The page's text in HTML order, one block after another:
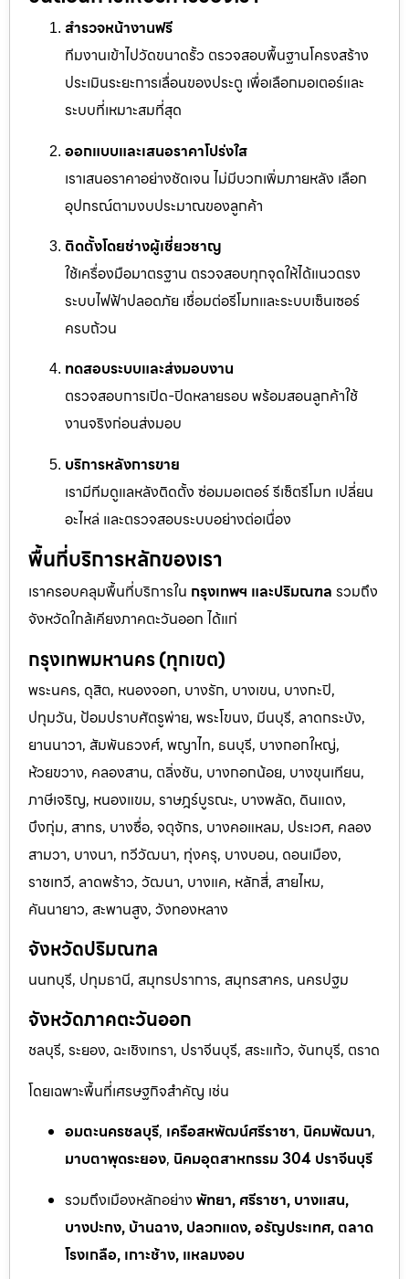
สำรวจหน้างานฟรี
ทีมงานเข้าไปวัดขนาดรั้ว ตรวจสอบพื้นฐานโครงสร้าง
ประเมินระยะการเลื่อนของประตู เพื่อเลือกมอเตอร์และ
ระบบที่เหมาะสมที่สุด
ออกแบบและเสนอราคาโปร่งใส
เราเสนอราคาอย่างชัดเจน ไม่มีบวกเพิ่มภายหลัง เลือก
อุปกรณ์ตามงบประมาณของลูกค้า
ติดตั้งโดยช่างผู้เชี่ยวชาญ
ใช้เครื่องมือมาตรฐาน ตรวจสอบทุกจุดให้ได้แนวตรง
ระบบไฟฟ้าปลอดภัย เชื่อมต่อรีโมทและระบบเซ็นเซอร์
ครบถ้วน
ทดสอบระบบและส่งมอบงาน
ตรวจสอบการเปิด-ปิดหลายรอบ พร้อมสอนลูกค้าใช้
งานจริงก่อนส่งมอบ
บริการหลังการขาย
เรามีทีมดูแลหลังติดตั้ง ซ่อมมอเตอร์ รีเซ็ตรีโมท เปลี่ยน
อะไหล่ และตรวจสอบระบบอย่างต่อเนื่อง
พื้นที่บริการหลักของเรา
เราครอบคลุมพื้นที่บริการใน กรุงเทพฯ และปริมณฑล รวมถึง
จังหวัดใกล้เคียงภาคตะวันออก ได้แก่
กรุงเทพมหานคร (ทุกเขต)
พระนคร, ดุสิต, หนองจอก, บางรัก, บางเขน, บางกะปิ,
ปทุมวัน, ป้อมปราบศัตรูพ่าย, พระโขนง, มีนบุรี, ลาดกระบัง,
ยานนาวา, สัมพันธวงศ์, พญาไท, ธนบุรี, บางกอกใหญ่,
ห้วยขวาง, คลองสาน, ตลิ่งชัน, บางกอกน้อย, บางขุนเทียน,
ภาษีเจริญ, หนองแขม, ราษฎร์บูรณะ, บางพลัด, ดินแดง,
บึงกุ่ม, สาทร, บางซื่อ, จตุจักร, บางคอแหลม, ประเวศ, คลอง
สามวา, บางนา, ทวีวัฒนา, ทุ่งครุ, บางบอน, ดอนเมือง,
ราชเทวี, ลาดพร้าว, วัฒนา, บางแค, หลักสี่, สายไหม,
คันนายาว, สะพานสูง, วังทองหลาง
จังหวัดปริมณฑล
นนทบุรี, ปทุมธานี, สมุทรปราการ, สมุทรสาคร, นครปฐม
จังหวัดภาคตะวันออก
ชลบุรี, ระยอง, ฉะเชิงเทรา, ปราจีนบุรี, สระแก้ว, จันทบุรี, ตราด
โดยเฉพาะพื้นที่เศรษฐกิจสำคัญ เช่น
อมตะนครชลบุรี, เครือสหพัฒน์ศรีราชา, นิคมพัฒนา,
มาบตาพุดระยอง, นิคมอุตสาหกรรม 304 ปราจีนบุรี
รวมถึงเมืองหลักอย่าง พัทยา, ศรีราชา, บางแสน,
บางปะกง, บ้านฉาง, ปลวกแดง, อรัญประเทศ, ตลาด
โรงเกลือ, เกาะช้าง, แหลมงอบ